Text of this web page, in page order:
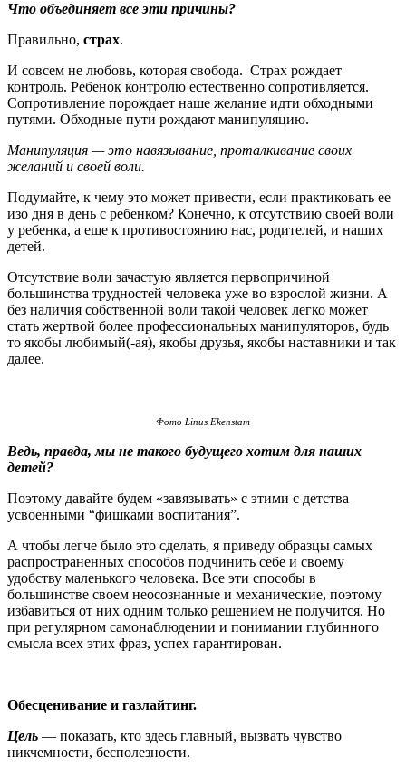
Что объединяет все эти причины?
Правильно, страх.
И совсем не любовь, которая свобода. Страх рождает
контроль. Ребенок контролю естественно сопротивляется.
Сопротивление порождает наше желание идти обходными
путями. Обходные пути рождают манипуляцию.
Манипуляция — это навязывание, проталкивание своих
желаний и своей воли.
Подумайте, к чему это может привести, если практиковать ее
изо дня в день с ребенком? Конечно, к отсутствию своей воли
у ребенка, а еще к противостоянию нас, родителей, и наших
детей.
Отсутствие воли зачастую является первопричиной
большинства трудностей человека уже во взрослой жизни. А
без наличия собственной воли такой человек легко может
стать жертвой более профессиональных манипуляторов, будь
то якобы любимый(-ая), якобы друзья, якобы наставники и так
далее.
Фото Linus Ekenstam
Ведь, правда, мы не такого будущего хотим для наших
детей?
Поэтому давайте будем «завязывать» с этими с детства
усвоенными “фишками воспитания”.
А чтобы легче было это сделать, я приведу образцы самых
распространенных способов подчинить себе и своему
удобству маленького человека. Все эти способы в
большинстве своем неосознанные и механические, поэтому
избавиться от них одним только решением не получится. Но
при регулярном самонаблюдении и понимании глубинного
смысла всех этих фраз, успех гарантирован.
Обесценивание и газлайтинг.
Цель — показать, кто здесь главный, вызвать чувство
никчемности, бесполезности.